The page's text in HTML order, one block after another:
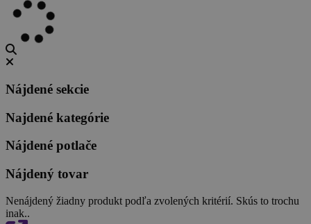
Nájdené sekcie
Najdené kategórie
Nájdené potlače
Nájdený tovar
Nenájdený žiadny produkt podľa zvolených kritérií. Skús to trochu
inak..